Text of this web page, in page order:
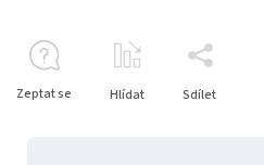
Zeptat se Hlídat Sdílet